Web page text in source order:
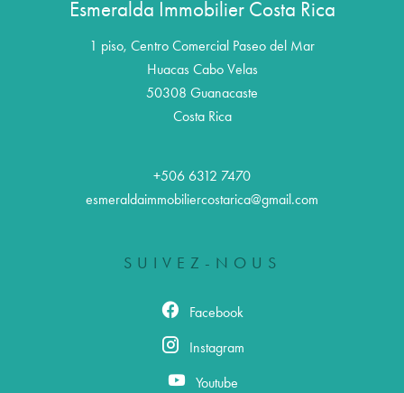
Esmeralda Immobilier Costa Rica
1 piso, Centro Comercial Paseo del Mar
Huacas Cabo Velas
50308 Guanacaste
Costa Rica
+506 6312 7470
esmeraldaimmobiliercostarica@gmail.com
SUIVEZ-NOUS
Facebook
Instagram
Youtube